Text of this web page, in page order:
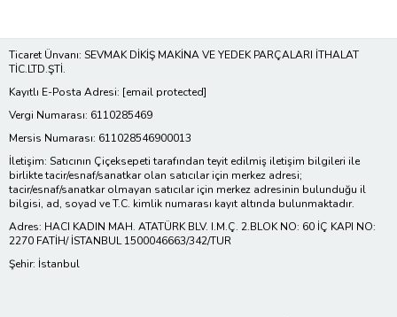
Ticaret Ünvanı: SEVMAK DİKİŞ MAKİNA VE YEDEK PARÇALARI İTHALAT
TİC.LTD.ŞTİ.
Kayıtlı E-Posta Adresi: [email protected]
Vergi Numarası: 6110285469
Mersis Numarası: 611028546900013
İletişim: Satıcının Çiçeksepeti tarafından teyit edilmiş iletişim bilgileri ile
birlikte tacir/esnaf/sanatkar olan satıcılar için merkez adresi;
tacir/esnaf/sanatkar olmayan satıcılar için merkez adresinin bulunduğu il
bilgisi, ad, soyad ve T.C. kimlik numarası kayıt altında bulunmaktadır.
Adres: HACI KADIN MAH. ATATÜRK BLV. I.M.Ç. 2.BLOK NO: 60 İÇ KAPI NO:
2270 FATİH/ İSTANBUL 1500046663/342/TUR
Şehir: İstanbul